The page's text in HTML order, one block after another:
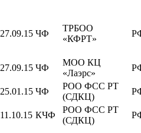
27.09.15 ЧФ
ТРБОО
«КФРТ»
27.09.15 ЧФ
МОО КЦ
«Лаэрс»
25.01.15 ЧФ
РОО ФСС РТ
(СДКЦ)
11.10.15 КЧФ
РОО ФСС РТ
(СДКЦ)